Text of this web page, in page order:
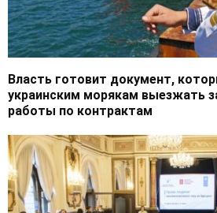
Власть готовит документ,
украинским морякам выезжать
работы по контрактам